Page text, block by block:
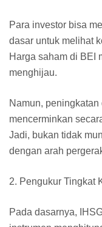
Para investor bisa
dasar untuk melihat
Harga saham di BEI
menghijau.
Namun,
mencerminkan
Jadi, bukan tidak
dengan arah
2. Pengukur Tingkat
Pada dasarnya,